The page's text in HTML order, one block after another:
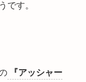
です。
『アッシャー